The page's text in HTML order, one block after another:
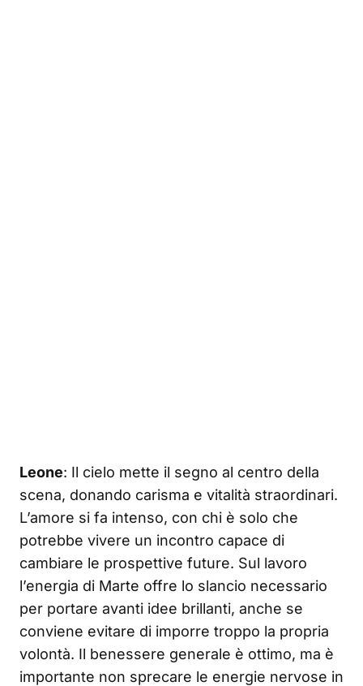
Leone: Il cielo mette il segno al centro della
scena, donando carisma e vitalità straordinari.
L’amore si fa intenso, con chi è solo che
potrebbe vivere un incontro capace di
cambiare le prospettive future. Sul lavoro
l’energia di Marte offre lo slancio necessario
per portare avanti idee brillanti, anche se
conviene evitare di imporre troppo la propria
volontà. Il benessere generale è ottimo, ma è
importante non sprecare le energie nervose in